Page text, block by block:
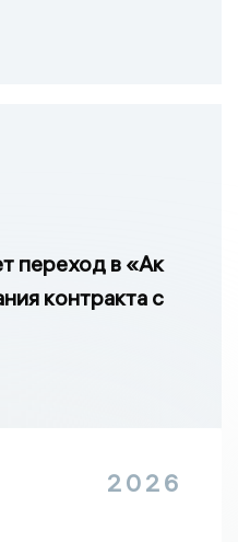
переход в «Ак
контракта с
2026